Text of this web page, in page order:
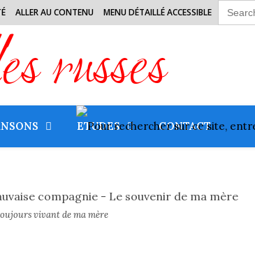
ALLER AU CONTENU MENU DÉTAILLÉ ACCESSIBLE
Search
for:
russes
ETUDES CONTACT
vivant de ma mère